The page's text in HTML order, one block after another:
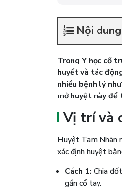
Nội
Trong Y học cổ
huyết và tác
nhiều bệnh lý
mở huyệt này để
Vị trí và
Huyệt Tam Nhãn
xác định huyệt
Cách 1: Chia
gần cổ tay.